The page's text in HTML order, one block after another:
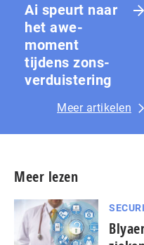
Ai speurt naar
het awe-
moment
tijdens zons­
ver­duis­te­ring
Meer artikelen
Meer lezen